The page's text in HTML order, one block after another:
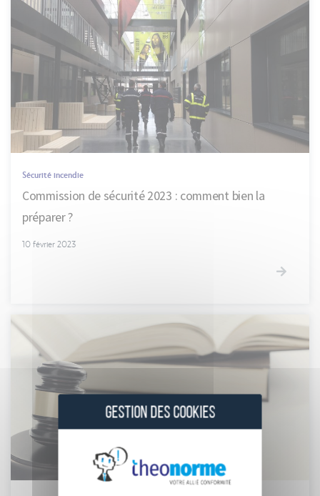
Sécurité incendie
Commission de sécurité 2023 : comment bien la
préparer ?
10 février 2023
GESTION DES COOKIES